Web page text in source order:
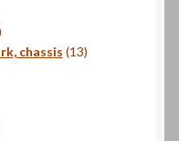
chassis 1313